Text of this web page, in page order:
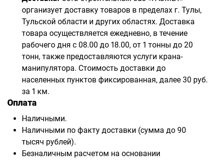
организует доставку товаров в пределах г. Тулы,
Тульской области и других областях. Доставка
товара осуществляется ежедневно, в течение
рабочего дня с 08.00 до 18.00, от 1 тонны до 20
тонн, также предоставляются услуги крана-
манипулятора. Стоимость доставки до
населенных пунктов фиксированная, далее 30 руб.
за 1 км.
Оплата
Наличными.
Наличными по факту доставки (сумма до 90
тысяч рублей).
Безналичным расчетом на основании